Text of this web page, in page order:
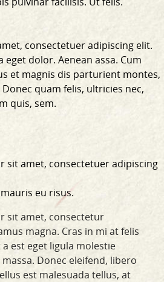
consectetuer adipiscing elit.
dolor. Aenean assa. Cum
et magnis dis parturient montes,
quam felis, ultricies nec,
quis, sem.
sit amet, consectetuer adipiscing
eu risus.
sit amet, consectetur
magna. Cras in mi at felis
est eget ligula molestie
Donec eleifend, libero
est malesuada tellus, at